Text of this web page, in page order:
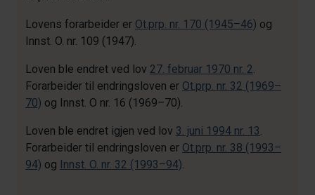
Lovens forarbeider er Ot.prp. nr. 170 (1945–46) og
Innst. O. nr. 109 (1947).
Loven ble endret ved lov 27. februar 1970 nr. 2.
Forarbeider til endringsloven er Ot.prp. nr. 32 (1969–
70) og Innst. O nr. 16 (1969–70).
Loven ble endret igjen ved lov 3. juni 1994 nr. 13.
Forarbeider til endringsloven er Ot.prp. nr. 38 (1993–
94) og Innst. O. nr. 32 (1993–94).